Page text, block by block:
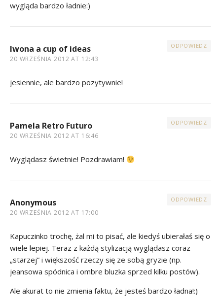
wygląda bardzo ładnie:)
Iwona a cup of ideas
20 WRZEŚNIA 2012 AT 12:43
ODPOWIEDZ
jesiennie, ale bardzo pozytywnie!
Pamela Retro Futuro
20 WRZEŚNIA 2012 AT 16:46
ODPOWIEDZ
Wyglądasz świetnie! Pozdrawiam!
Anonymous
20 WRZEŚNIA 2012 AT 17:00
ODPOWIEDZ
Kapuczinko trochę, żal mi to pisać, ale kiedyś ubierałaś się o
wiele lepiej. Teraz z każdą stylizacją wyglądasz coraz
„starzej” i większość rzeczy się ze sobą gryzie (np.
jeansowa spódnica i ombre bluzka sprzed kilku postów).
Ale akurat to nie zmienia faktu, że jesteś bardzo ładna!:)